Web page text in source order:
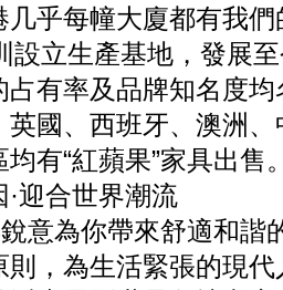
几乎每幢大廈都有我
設立生產基地，發展
占有率及品牌知名度
英國、西班牙、澳洲
有“紅蘋果”家具出售
迎合世界潮流
銳意為你帶來舒適和
，為生活緊張的現